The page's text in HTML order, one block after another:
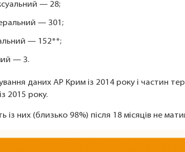
— 28;
— 301;
— 152**;
— 3.
даних АР Крим із 2014 року і частин
2015 року.
із них (близько 98%) після 18 місяців не